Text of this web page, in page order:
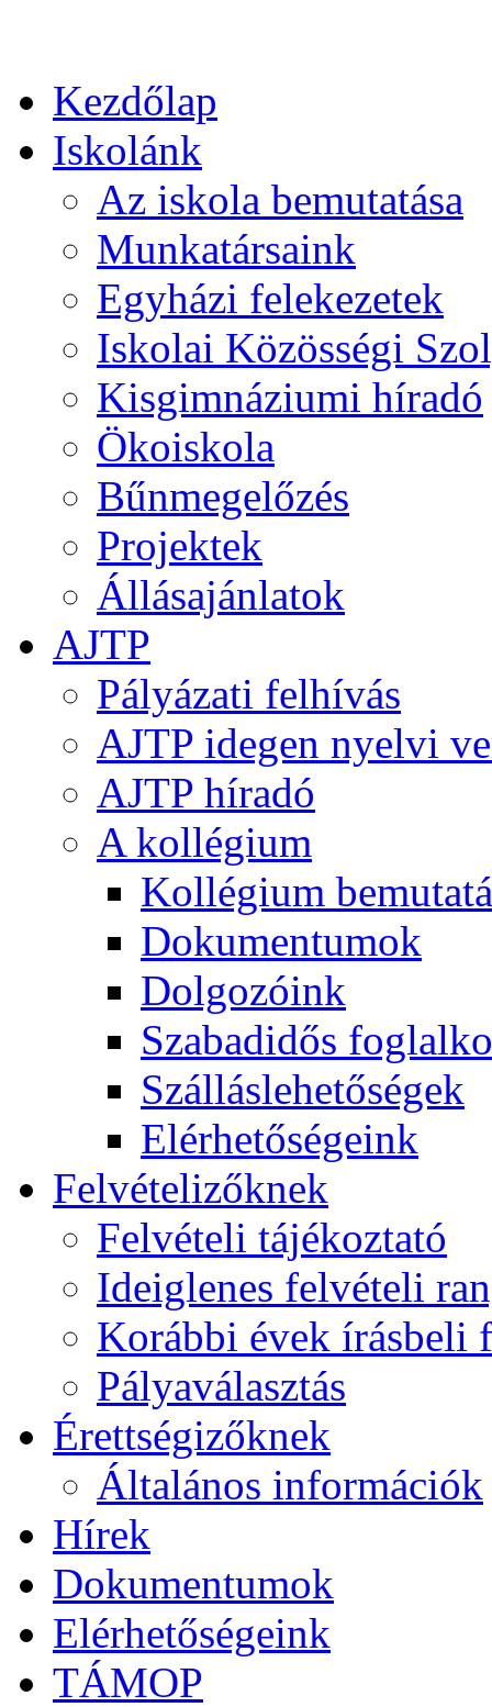
Kezdőlap
Iskolánk
Az iskola bemutatása
Munkatársaink
Egyházi felekezetek
Iskolai Közösségi
Kisgimnáziumi híradó
Ökoiskola
Bűnmegelőzés
Projektek
Állásajánlatok
AJTP
Pályázati felhívás
AJTP idegen nyelvi
AJTP híradó
A kollégium
Kollégium
Dokumentumok
Dolgozóink
Szabadidős
Szálláslehetőségek
Elérhetőségeink
Felvételizőknek
Felvételi tájékoztató
Ideiglenes felvételi
Korábbi évek írásbeli
Pályaválasztás
Érettségizőknek
Általános információk
Hírek
Dokumentumok
Elérhetőségeink
TÁMOP